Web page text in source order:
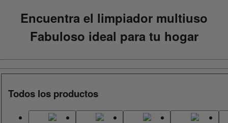
Encuentra el limpiador multiuso
Fabuloso ideal para tu hogar
Todos los productos